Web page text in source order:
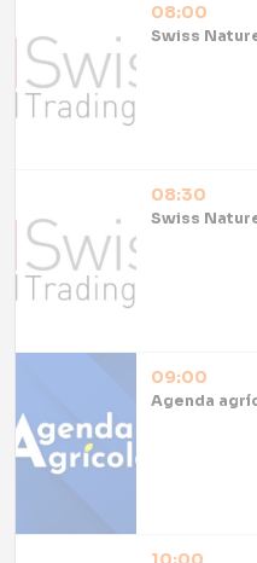
08:00
Swiss
08:30
Swiss
09:00
Agenda